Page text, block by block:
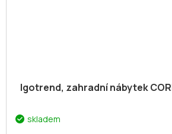
Igotrend, zahradní nábytek
skladem